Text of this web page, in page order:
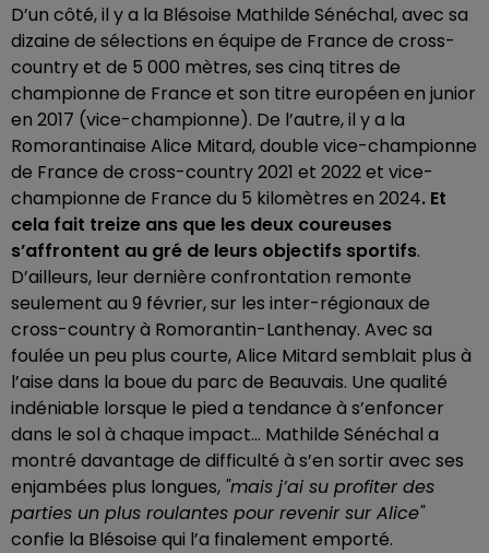
D’un côté, il y a la Blésoise Mathilde Sénéchal, avec sa
dizaine de sélections en équipe de France de cross-
country et de 5 000 mètres, ses cinq titres de
championne de France et son titre européen en junior
en 2017 (vice-championne). De l’autre, il y a la
Romorantinaise Alice Mitard, double vice-championne
de France de cross-country 2021 et 2022 et vice-
championne de France du 5 kilomètres en 2024. Et
cela fait treize ans que les deux coureuses
s’affrontent au gré de leurs objectifs sportifs.
D’ailleurs, leur dernière confrontation remonte
seulement au 9 février, sur les inter-régionaux de
cross-country à Romorantin-Lanthenay. Avec sa
foulée un peu plus courte, Alice Mitard semblait plus à
l’aise dans la boue du parc de Beauvais. Une qualité
indéniable lorsque le pied a tendance à s’enfoncer
dans le sol à chaque impact... Mathilde Sénéchal a
montré davantage de difficulté à s’en sortir avec ses
enjambées plus longues, "mais j’ai su profiter des
parties un plus roulantes pour revenir sur Alice"
confie la Blésoise qui l’a finalement emporté.